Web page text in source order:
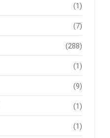
(1)
(7)
(288)
(1)
(9)
(1)
(1)